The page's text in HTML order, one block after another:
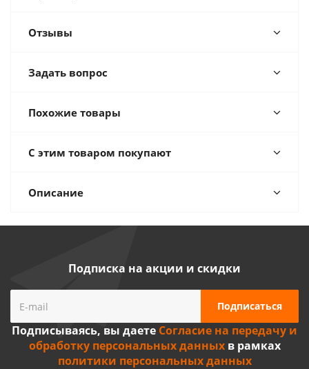
Отзывы
Задать вопрос
Похожие товары
С этим товаром покупают
Описание
Подписка на акции и скидки
Подписываясь, вы даете Согласие на передачу и
обработку персональных данныхв рамках
политики персональных данных